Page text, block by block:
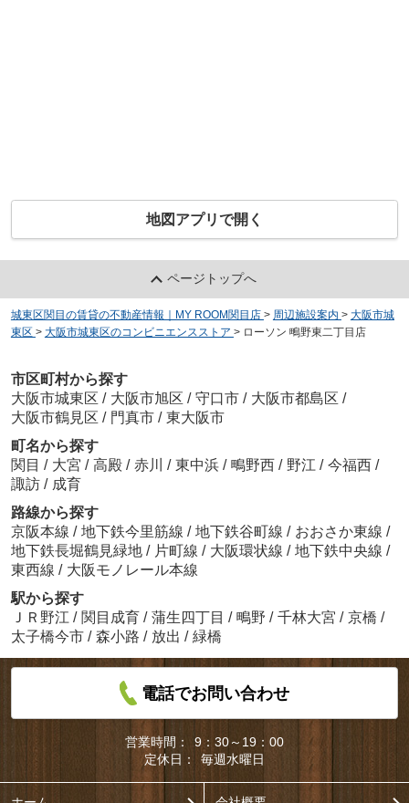
地図アプリで開く
ページトップへ
城東区関目の賃貸の不動産情報｜MY ROOM関目店 > 周辺施設案内 > 大阪市城
東区 > 大阪市城東区のコンビニエンスストア > ローソン 鴫野東二丁目店
市区町村から探す
大阪市城東区 / 大阪市旭区 / 守口市 / 大阪市都島区 /
大阪市鶴見区 / 門真市 / 東大阪市
町名から探す
関目 / 大宮 / 高殿 / 赤川 / 東中浜 / 鴫野西 / 野江 / 今福西 /
諏訪 / 成育
路線から探す
京阪本線 / 地下鉄今里筋線 / 地下鉄谷町線 / おおさか東線 /
地下鉄長堀鶴見緑地 / 片町線 / 大阪環状線 / 地下鉄中央線 /
東西線 / 大阪モノレール本線
駅から探す
ＪＲ野江 / 関目成育 / 蒲生四丁目 / 鴫野 / 千林大宮 / 京橋 /
太子橋今市 / 森小路 / 放出 / 緑橋
電話でお問い合わせ
営業時間：
9：30～19：00
定休日：
毎週水曜日